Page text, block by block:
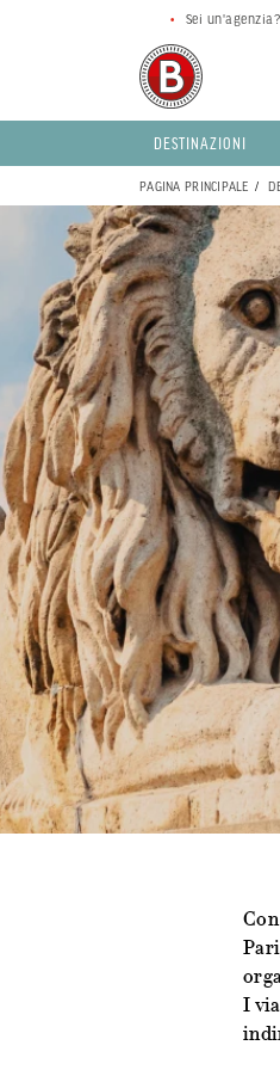
DESTINAZIONI
Sei un'agenzia?
PAGINA PRINCIPALE
I